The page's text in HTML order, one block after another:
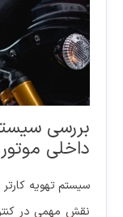
بررسی
داخلی
سیستم تهویه
نقش مهمی در